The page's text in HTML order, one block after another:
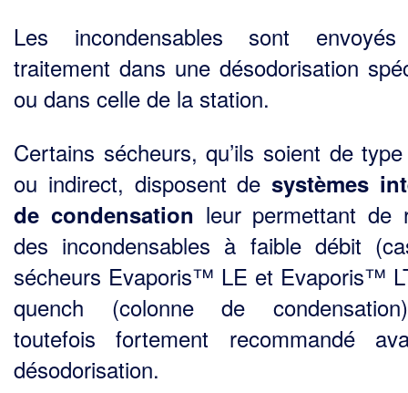
Les incondensables sont
traitement dans une désodorisation
ou dans celle de la station.
Certains sécheurs, qu’ils soient de
ou indirect, disposent desystèmes
de condensation leur permettant de
des incondensables à faible débit
sécheurs Evaporis™ LE et Evaporis™
quench (colonne de
toutefois fortement recommandé
désodorisation.